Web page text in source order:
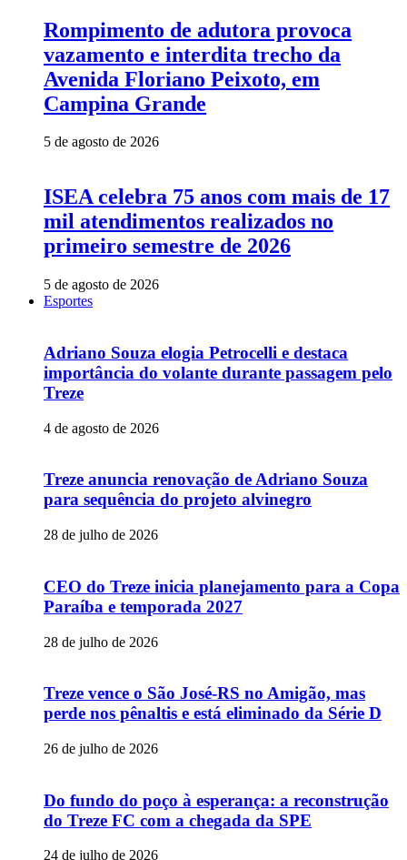
Rompimento de adutora provoca
vazamento e interdita trecho da
Avenida Floriano Peixoto, em
Campina Grande
5 de agosto de 2026
ISEA celebra 75 anos com mais de 17
mil atendimentos realizados no
primeiro semestre de 2026
5 de agosto de 2026
Esportes
Adriano Souza elogia Petrocelli e destaca
importância do volante durante passagem pelo
Treze
4 de agosto de 2026
Treze anuncia renovação de Adriano Souza
para sequência do projeto alvinegro
28 de julho de 2026
CEO do Treze inicia planejamento para a Copa
Paraíba e temporada 2027
28 de julho de 2026
Treze vence o São José-RS no Amigão, mas
perde nos pênaltis e está eliminado da Série D
26 de julho de 2026
Do fundo do poço à esperança: a reconstrução
do Treze FC com a chegada da SPE
24 de julho de 2026